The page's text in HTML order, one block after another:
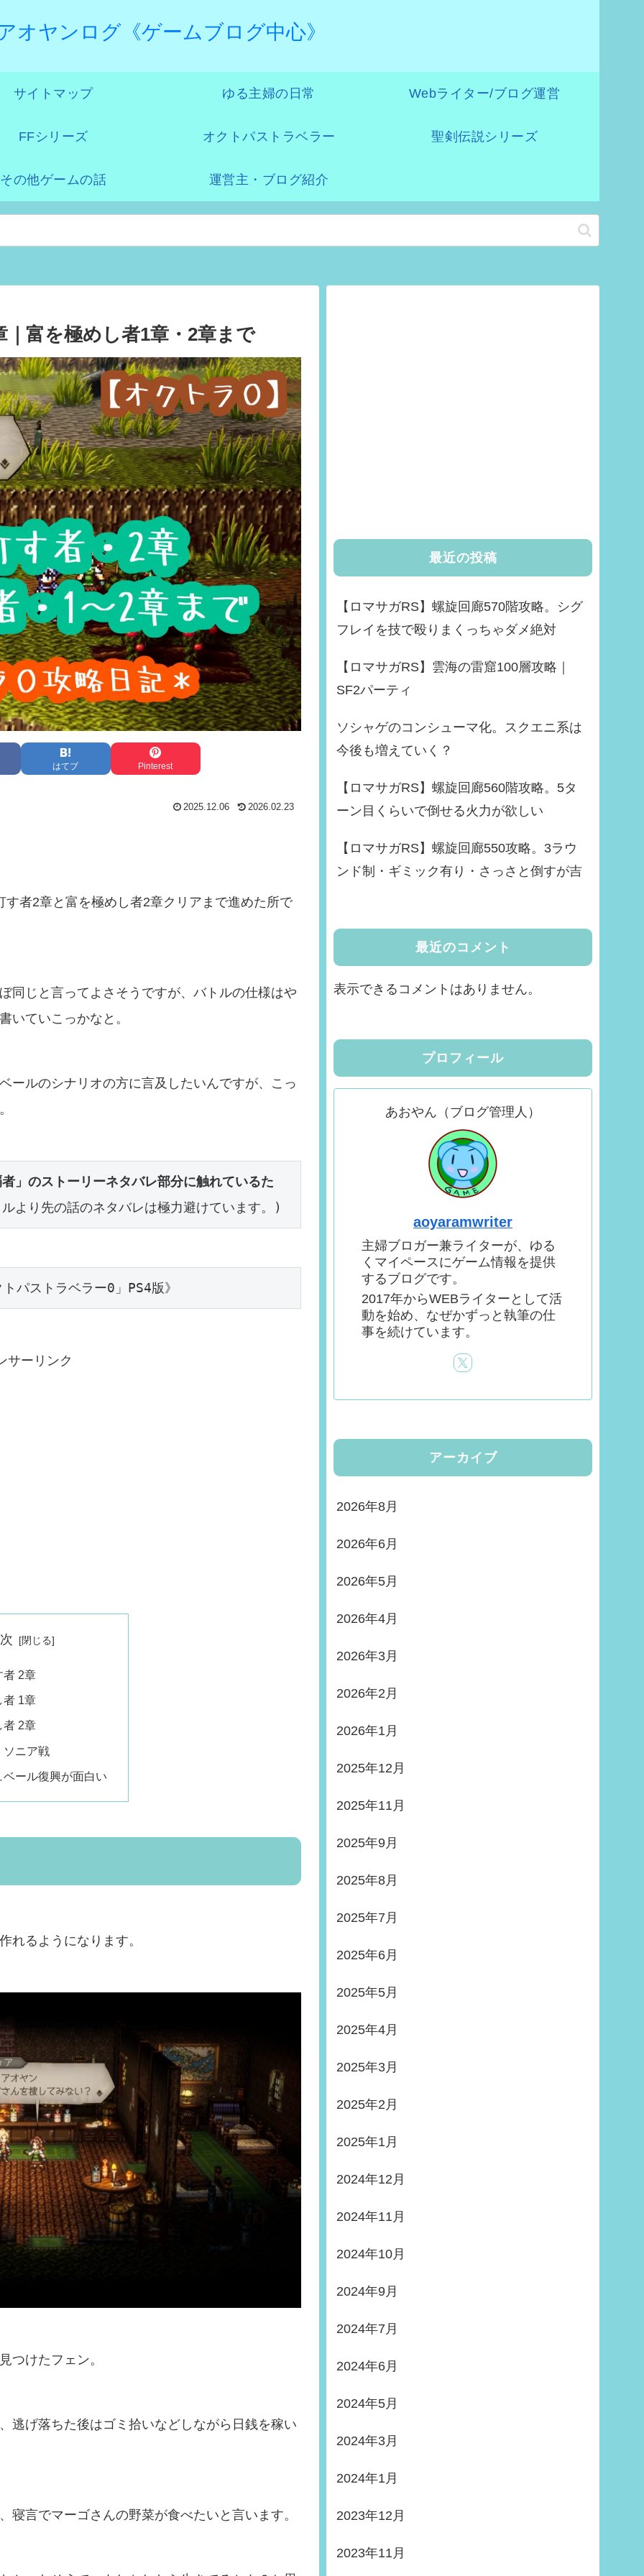
オヤンログ《ゲームブログ中心》
サイトマップ ゆる主婦の日常 Webライター/ブログ運営
FFシリーズ オクトパストラベラー 聖剣伝説シリーズ
その他ゲームの話 運営主・ブログ紹介
富を極めし者1章・2章まで
はてブ Pinterest
2025.12.06 2026.02.23
者2章と富を極めし者2章クリアまで進めた所で
同じと言ってよさそうですが、バトルの仕様はや
いていこっかなと。
ールのシナリオの方に言及したいんですが、こっ
」のストーリーネタバレ部分に触れているた
より先の話のネタバレは極力避けています。)
パストラベラー0」PS4版》
サーリンク
者 2章
者 1章
者 2章
ソニア戦
ベール復興が面白い
れるようになります。
つけたフェン。
逃げ落ちた後はゴミ拾いなどしながら日銭を稼い
言でマーゴさんの野菜が食べたいと言います。
最近の投稿
【ロマサガRS】螺旋回廊570階攻略。シグ
フレイを技で殴りまくっちゃダメ絶対
【ロマサガRS】雲海の雷窟100層攻略｜
SF2パーティ
ソシャゲのコンシューマ化。スクエニ系は
今後も増えていく？
【ロマサガRS】螺旋回廊560階攻略。5タ
ーン目くらいで倒せる火力が欲しい
【ロマサガRS】螺旋回廊550攻略。3ラウ
ンド制・ギミック有り・さっさと倒すが吉
最近のコメント
表示できるコメントはありません。
プロフィール
あおやん（ブログ管理人）
aoyaramwriter
主婦ブロガー兼ライターが、ゆる
くマイペースにゲーム情報を提供
するブログです。
2017年からWEBライターとして活
動を始め、なぜかずっと執筆の仕
事を続けています。
アーカイブ
2026年8月
2026年6月
2026年5月
2026年4月
2026年3月
2026年2月
2026年1月
2025年12月
2025年11月
2025年9月
2025年8月
2025年7月
2025年6月
2025年5月
2025年4月
2025年3月
2025年2月
2025年1月
2024年12月
2024年11月
2024年10月
2024年9月
2024年7月
2024年6月
2024年5月
2024年3月
2024年1月
2023年12月
2023年11月